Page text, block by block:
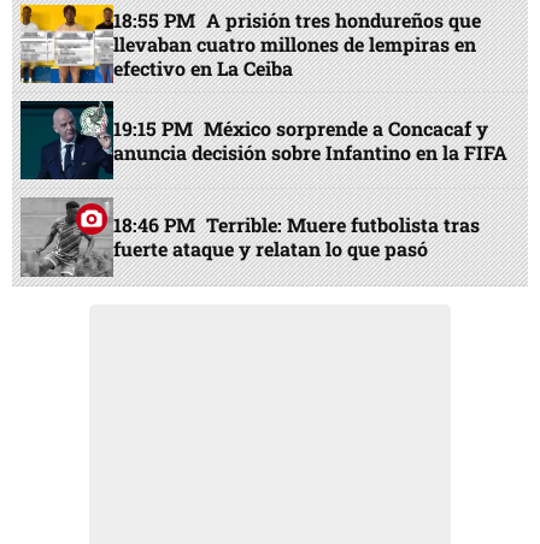
18:55 PM A prisión tres hondureños que
llevaban cuatro millones de lempiras en
efectivo en La Ceiba
19:15 PM México sorprende a Concacaf y
anuncia decisión sobre Infantino en la FIFA
18:46 PM Terrible: Muere futbolista tras
fuerte ataque y relatan lo que pasó